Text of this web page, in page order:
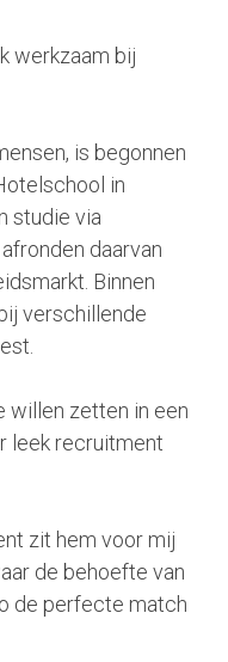
werkzaam bij
is begonnen
in
studie via
daarvan
Binnen
verschillende
willen zetten in een
leek recruitment
zit hem voor mij
de behoefte van
de perfecte match